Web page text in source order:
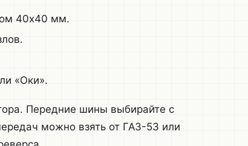
40х40 мм.
«Оки».
Передние шины выбирайте с
можно взять от ГАЗ-53 или